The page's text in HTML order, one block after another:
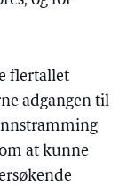
flertallet
adgangen til
at kunne